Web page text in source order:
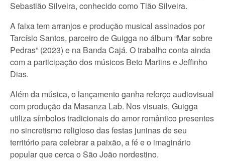
Sebastião Silveira, conhecido como Tião Silveira.
A faixa tem arranjos e produção musical assinados por
Tarcísio Santos, parceiro de Guigga no álbum “Mar sobre
Pedras” (2023) e na Banda Cajá. O trabalho conta ainda
com a participação dos músicos Beto Martins e Jeffinho
Dias.
Além da música, o lançamento ganha reforço audiovisual
com produção da Masanza Lab. Nos visuais, Guigga
utiliza símbolos tradicionais do amor romântico presentes
no sincretismo religioso das festas juninas de seu
território para celebrar a paixão, a fé e o imaginário
popular que cerca o São João nordestino.